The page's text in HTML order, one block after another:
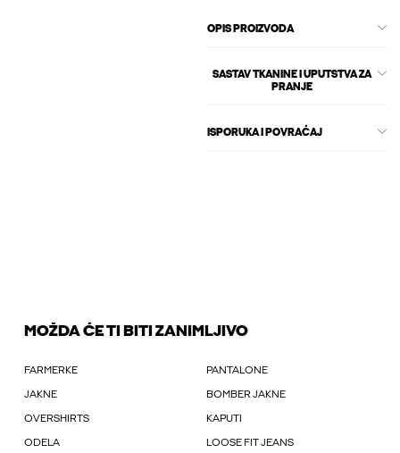
OPIS PROIZVODA
SASTAV TKANINE I UPUTSTVA ZA
PRANJE
ISPORUKA I POVRAĆAJ
MOŽDA ĆE TI BITI ZANIMLJIVO
FARMERKE PANTALONE
JAKNE BOMBER JAKNE
OVERSHIRTS KAPUTI
ODELA LOOSE FIT JEANS